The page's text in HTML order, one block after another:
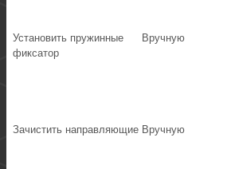
Установить пружинные
фиксатор
Вручную
Зачистить направляющие Вручную